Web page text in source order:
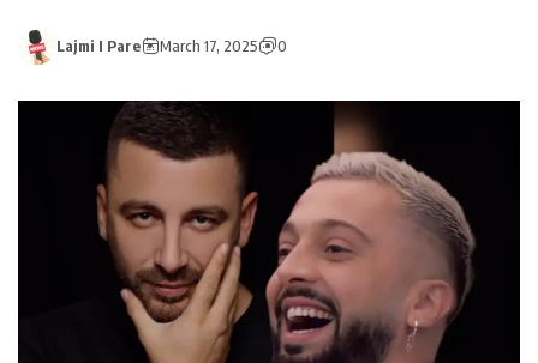
Lajmi I Pare March 17, 2025 0